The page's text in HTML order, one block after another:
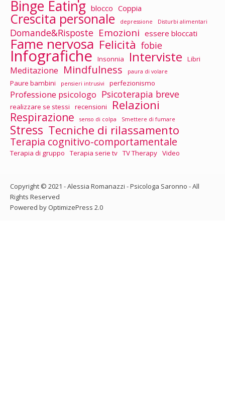
Binge Eating blocco Coppia
Crescita personale depressione Disturbi alimentari
Domande&Risposte Emozioni essere bloccati
Fame nervosa Felicità fobie
Infografiche Insonnia Interviste Libri
Meditazione Mindfulness paura di volare
Paure bambini pensieri intrusivi perfezionismo
Professione psicologo Psicoterapia breve
realizzare se stessi recensioni Relazioni
Respirazione senso di colpa Smettere di fumare
Stress Tecniche di rilassamento
Terapia cognitivo-comportamentale
Terapia di gruppo Terapia serie tv TV Therapy Video
Copyright © 2021 - Alessia Romanazzi - Psicologa Saronno - All
Rights Reserved
Powered by OptimizePress 2.0